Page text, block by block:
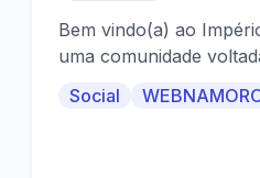
Bem vindo(a) ao
uma comunidade
Social